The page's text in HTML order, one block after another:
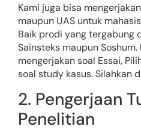
Kami juga bisa
maupun UAS untuk
Baik prodi yang tergabung
Sainsteks maupun Soshum.
mengerjakan soal Essai,
soal study kasus. Silahkan
2. Pengerjaan
Penelitian